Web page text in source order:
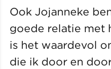
Ook Jojanneke
goede relatie met
is het waardevol
die ik door en